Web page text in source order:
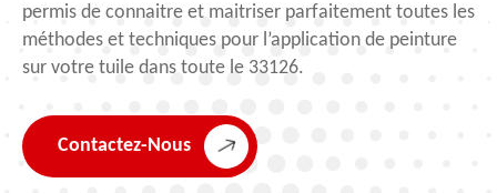
permis de connaitre et maitriser parfaitement toutes les
méthodes et techniques pour l’application de peinture
sur votre tuile dans toute le 33126.
Contactez-Nous